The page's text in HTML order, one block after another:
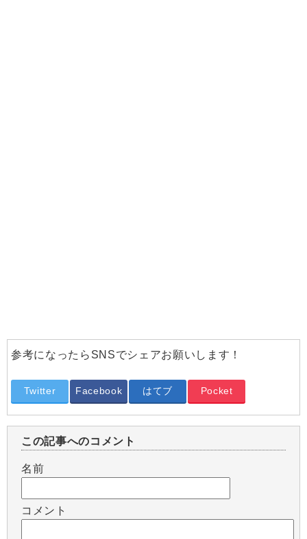
参考になったらSNSでシェアお願いします！
Twitter Facebook はてブ Pocket
この記事へのコメント
名前
コメント